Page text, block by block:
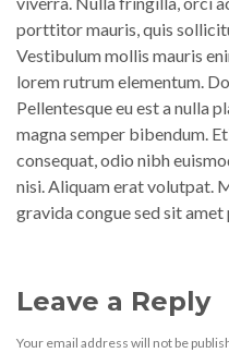
porttitor mauris, quis
Vestibulum mollis mauris
lorem rutrum elementum.
Pellentesque eu est a nulla
magna semper bibendum.
consequat, odio nibh
nisi. Aliquam erat volutpat.
gravida congue sed sit amet
Leave a Reply
Your email address will not be